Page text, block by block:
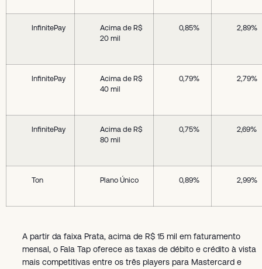
InfinitePay
Acima de R$
20 mil
0,85% 2,89%
InfinitePay
Acima de R$
40 mil
0,79% 2,79%
InfinitePay
Acima de R$
80 mil
0,75% 2,69%
Ton Plano Único 0,89% 2,99%
A partir da faixa Prata, acima de R$ 15 mil em faturamento
mensal, o Fala Tap oferece as taxas de débito e crédito à vista
mais competitivas entre os três players para Mastercard e